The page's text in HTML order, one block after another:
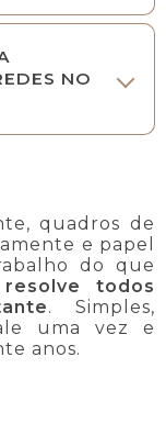
NO
quadros de
e papel
do que
todos
. Simples,
uma vez e
anos.